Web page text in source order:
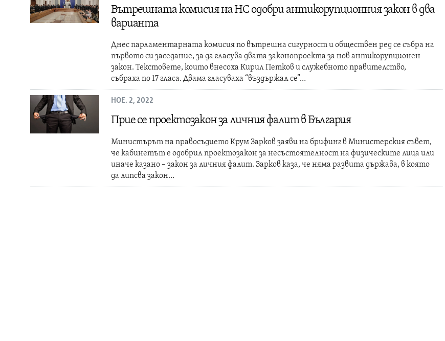
Вътрешната комисия на НС одобри антикорупционния закон в два
варианта
Днес парламентарната комисия по вътрешна сигурност и обществен ред се събра на
първото си заседание, за да гласува двата законопроекта за нов антикорупционен
закон. Текстовете, които внесоха Кирил Петков и служебното правителство,
събраха по 17 гласа. Двама гласуваха “въздържал се”…
НОЕ. 2, 2022
Прие се проектозакон за личния фалит в България
Министърът на правосъдието Крум Зарков заяви на брифинг в Министерския съвет,
че кабинетът е одобрил проектозакон за несъстоятелност на физическите лица или
иначе казано – закон за личния фалит. Зарков каза, че няма развита държава, в която
да липсва закон…